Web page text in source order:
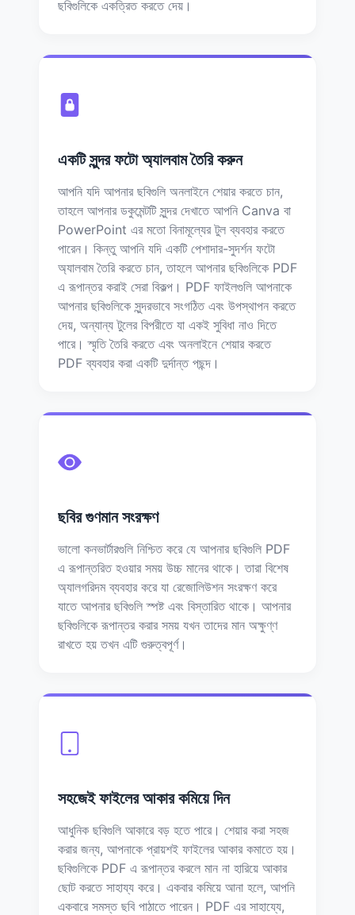
ছবিগুলিকে একত্রিত করতে দেয়।
একটি সুন্দর ফটো অ্যালবাম তৈরি করুন
আপনি যদি আপনার ছবিগুলি অনলাইনে শেয়ার করতে চান,
তাহলে আপনার ডকুমেন্টটি সুন্দর দেখাতে আপনি Canva বা
PowerPoint এর মতো বিনামূল্যের টুল ব্যবহার করতে
পারেন। কিন্তু আপনি যদি একটি পেশাদার-সুদর্শন ফটো
অ্যালবাম তৈরি করতে চান, তাহলে আপনার ছবিগুলিকে PDF
এ রূপান্তর করাই সেরা বিকল্প। PDF ফাইলগুলি আপনাকে
আপনার ছবিগুলিকে সুন্দরভাবে সংগঠিত এবং উপস্থাপন করতে
দেয়, অন্যান্য টুলের বিপরীতে যা একই সুবিধা নাও দিতে
পারে। স্মৃতি তৈরি করতে এবং অনলাইনে শেয়ার করতে
PDF ব্যবহার করা একটি দুর্দান্ত পছন্দ।
ছবির গুণমান সংরক্ষণ
ভালো কনভার্টারগুলি নিশ্চিত করে যে আপনার ছবিগুলি PDF
এ রূপান্তরিত হওয়ার সময় উচ্চ মানের থাকে। তারা বিশেষ
অ্যালগরিদম ব্যবহার করে যা রেজোলিউশন সংরক্ষণ করে
যাতে আপনার ছবিগুলি স্পষ্ট এবং বিস্তারিত থাকে। আপনার
ছবিগুলিকে রূপান্তর করার সময় যখন তাদের মান অক্ষুণ্ণ
রাখতে হয় তখন এটি গুরুত্বপূর্ণ।
সহজেই ফাইলের আকার কমিয়ে দিন
আধুনিক ছবিগুলি আকারে বড় হতে পারে। শেয়ার করা সহজ
করার জন্য, আপনাকে প্রায়শই ফাইলের আকার কমাতে হয়।
ছবিগুলিকে PDF এ রূপান্তর করলে মান না হারিয়ে আকার
ছোট করতে সাহায্য করে। একবার কমিয়ে আনা হলে, আপনি
একবারে সমস্ত ছবি পাঠাতে পারেন। PDF এর সাহায্যে,